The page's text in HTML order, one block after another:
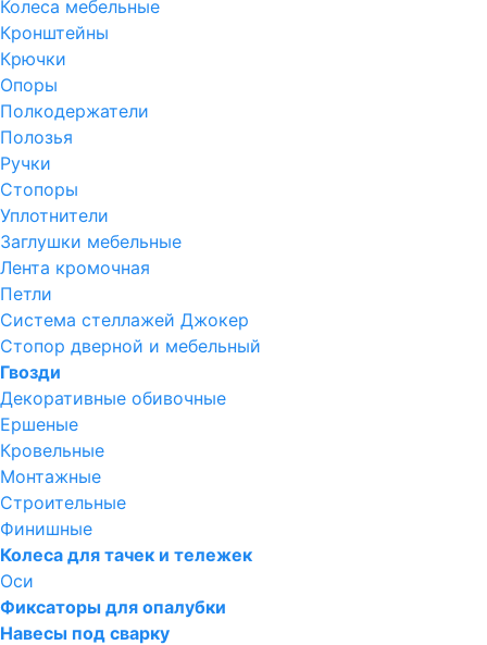
Колеса мебельные
Кронштейны
Крючки
Опоры
Полкодержатели
Полозья
Ручки
Стопоры
Уплотнители
Заглушки мебельные
Лента кромочная
Петли
Система стеллажей Джокер
Стопор дверной и мебельный
Гвозди
Декоративные обивочные
Ершеные
Кровельные
Монтажные
Строительные
Финишные
Колеса для тачек и тележек
Оси
Фиксаторы для опалубки
Навесы под сварку